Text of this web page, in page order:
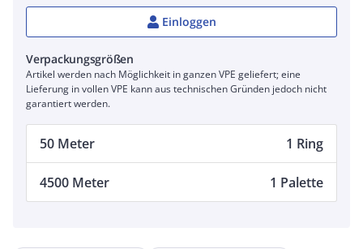
Einloggen
Verpackungsgrößen
Artikel werden nach Möglichkeit in ganzen VPE geliefert; eine
Lieferung in vollen VPE kann aus technischen Gründen jedoch nicht
garantiert werden.
50 Meter 1 Ring
4500 Meter 1 Palette